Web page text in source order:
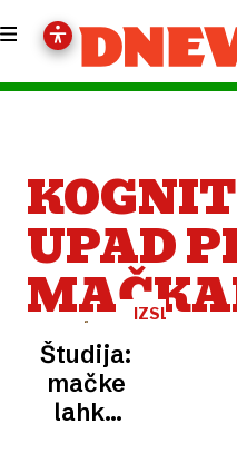
UPAD
IZSLEDKI
Študija:
mačke
lahko